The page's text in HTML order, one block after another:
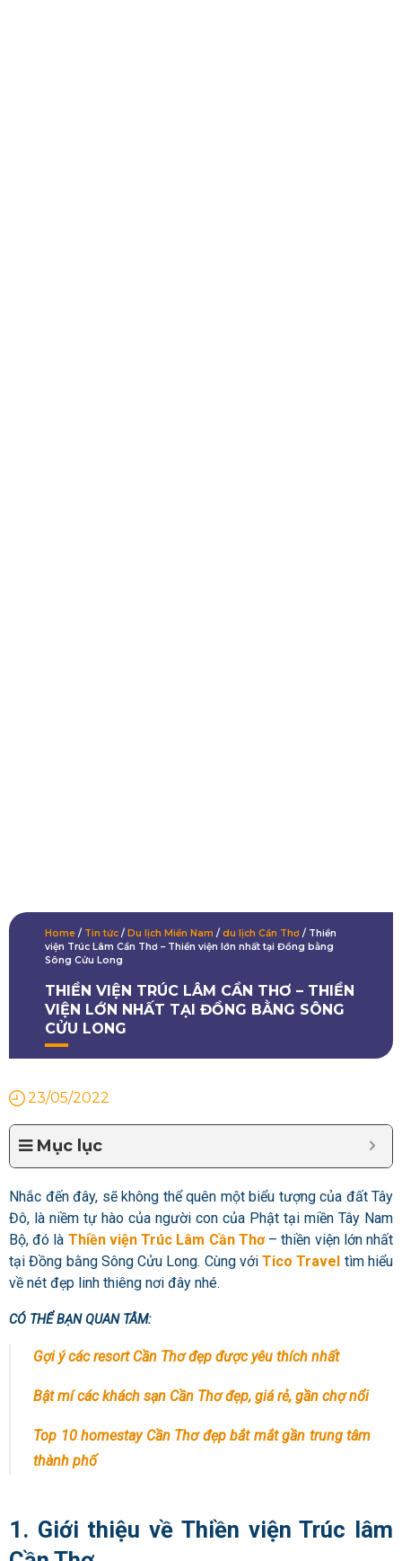
Home / Tin tức / Du lịch Miền Nam / du lịch Cần Thơ / Thiền
viện Trúc Lâm Cần Thơ – Thiền viện lớn nhất tại Đồng bằng
Sông Cửu Long
THIỀN VIỆN TRÚC LÂM CẦN THƠ – THIỀN
VIỆN LỚN NHẤT TẠI ĐỒNG BẰNG SÔNG
CỬU LONG
23/05/2022
Mục lục
Nhắc đến đây, sẽ không thể quên một biểu tượng của đất Tây
Đô, là niềm tự hào của người con của Phật tại miền Tây Nam
Bộ, đó là Thiền viện Trúc Lâm Cần Thơ – thiền viện lớn nhất
tại Đồng bằng Sông Cửu Long. Cùng vớiTico Travel tìm hiểu
về nét đẹp linh thiêng nơi đây nhé.
CÓ THỂ BẠN QUAN TÂM:
Gợi ý các resort Cần Thơ đẹp được yêu thích nhất
Bật mí các khách sạn Cần Thơ đẹp, giá rẻ, gần chợ nổi
Top 10 homestay Cần Thơ đẹp bắt mắt gần trung tâm
thành phố
1. Giới thiệu về Thiền viện Trúc lâm